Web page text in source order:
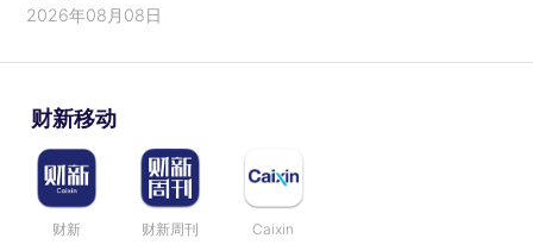
2026年08月08日
财新移动
财新 财新周刊 Caixin